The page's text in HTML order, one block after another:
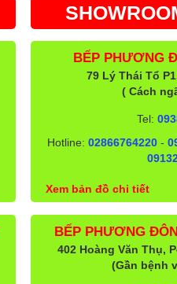
BẾP PHƯƠNG
79 Lý Thái Tổ
( Cách
Tel:
Hotline: 02866764220-
Xem bản đồ chi tiết
BẾP PHƯƠNG
402 Hoàng Văn Thụ,
(Gần bệnh